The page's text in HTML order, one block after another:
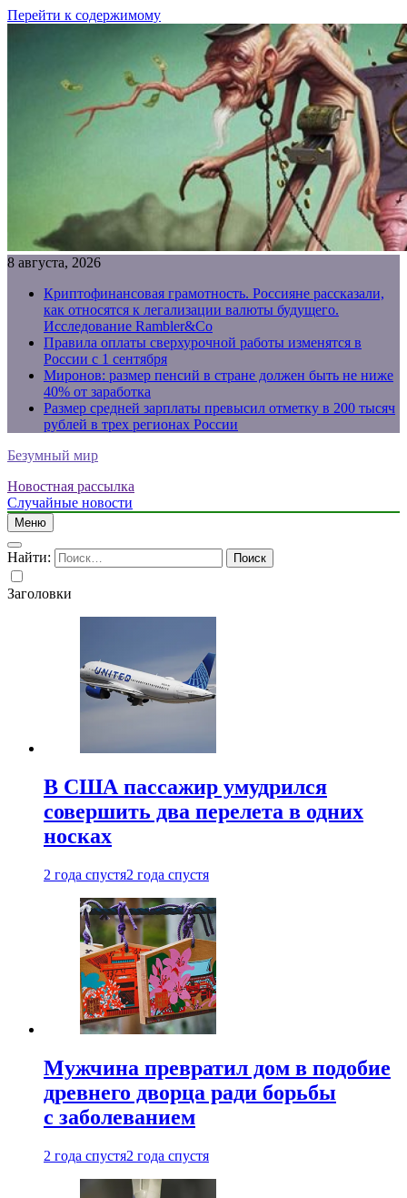
Перейти к содержимому
8 августа, 2026
Криптофинансовая грамотность. Россияне рассказали,
как относятся к легализации валюты будущего.
Исследование Rambler&Co
Правила оплаты сверхурочной работы изменятся в
России с 1 сентября
Миронов: размер пенсий в стране должен быть не ниже
40% от заработка
Размер средней зарплаты превысил отметку в 200 тысяч
рублей в трех регионах России
Безумный мир
Новостная рассылка
Случайные новости
Меню
Найти:
Заголовки
В США пассажир умудрился
совершить два перелета в одних
носках
2 года спустя2 года спустя
Мужчина превратил дом в подобие
древнего дворца ради борьбы
с заболеванием
2 года спустя2 года спустя